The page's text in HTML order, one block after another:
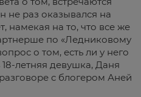
не раз оказывался на
намекая на то, что все же
по «Ледниковому
о том, есть ли у него
летняя девушка, Даня
с блогером Аней